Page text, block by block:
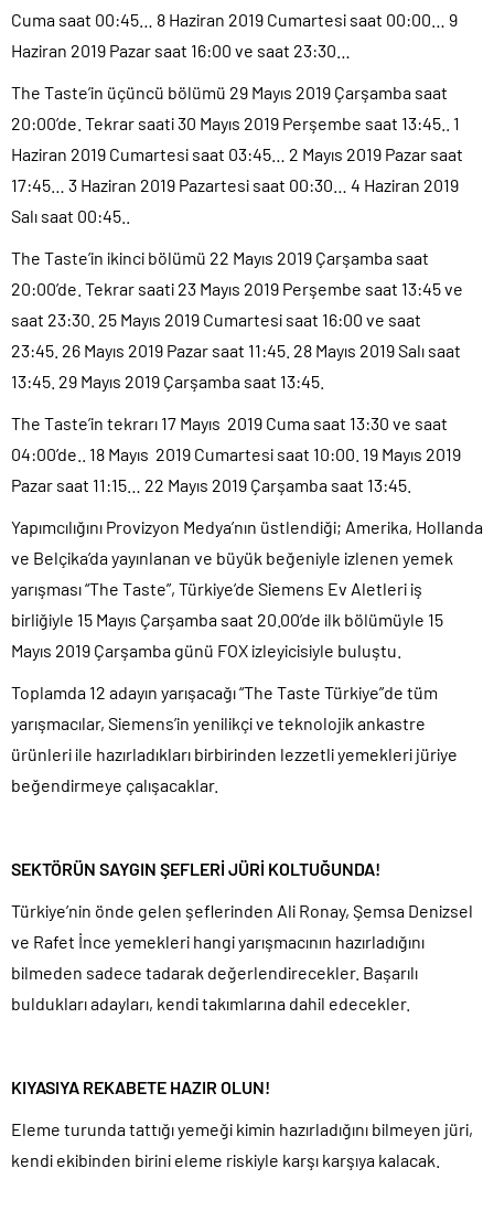
Cuma saat 00:45… 8 Haziran 2019 Cumartesi saat 00:00… 9
Haziran 2019 Pazar saat 16:00 ve saat 23:30…
The Taste’in üçüncü bölümü 29 Mayıs 2019 Çarşamba saat
20:00’de. Tekrar saati 30 Mayıs 2019 Perşembe saat 13:45.. 1
Haziran 2019 Cumartesi saat 03:45… 2 Mayıs 2019 Pazar saat
17:45… 3 Haziran 2019 Pazartesi saat 00:30… 4 Haziran 2019
Salı saat 00:45..
The Taste’in ikinci bölümü 22 Mayıs 2019 Çarşamba saat
20:00’de. Tekrar saati 23 Mayıs 2019 Perşembe saat 13:45 ve
saat 23:30. 25 Mayıs 2019 Cumartesi saat 16:00 ve saat
23:45. 26 Mayıs 2019 Pazar saat 11:45. 28 Mayıs 2019 Salı saat
13:45. 29 Mayıs 2019 Çarşamba saat 13:45.
The Taste’in tekrarı 17 Mayıs 2019 Cuma saat 13:30 ve saat
04:00’de.. 18 Mayıs 2019 Cumartesi saat 10:00. 19 Mayıs 2019
Pazar saat 11:15… 22 Mayıs 2019 Çarşamba saat 13:45.
Yapımcılığını Provizyon Medya’nın üstlendiği; Amerika, Hollanda
ve Belçika’da yayınlanan ve büyük beğeniyle izlenen yemek
yarışması “The Taste”, Türkiye’de Siemens Ev Aletleri iş
birliğiyle 15 Mayıs Çarşamba saat 20.00’de ilk bölümüyle 15
Mayıs 2019 Çarşamba günü FOX izleyicisiyle buluştu.
Toplamda 12 adayın yarışacağı “The Taste Türkiye”de tüm
yarışmacılar, Siemens’in yenilikçi ve teknolojik ankastre
ürünleri ile hazırladıkları birbirinden lezzetli yemekleri jüriye
beğendirmeye çalışacaklar.
SEKTÖRÜN SAYGIN ŞEFLERİ JÜRİ KOLTUĞUNDA!
Türkiye’nin önde gelen şeflerinden Ali Ronay, Şemsa Denizsel
ve Rafet İnce yemekleri hangi yarışmacının hazırladığını
bilmeden sadece tadarak değerlendirecekler. Başarılı
buldukları adayları, kendi takımlarına dahil edecekler.
KIYASIYA REKABETE HAZIR OLUN!
Eleme turunda tattığı yemeği kimin hazırladığını bilmeyen jüri,
kendi ekibinden birini eleme riskiyle karşı karşıya kalacak.